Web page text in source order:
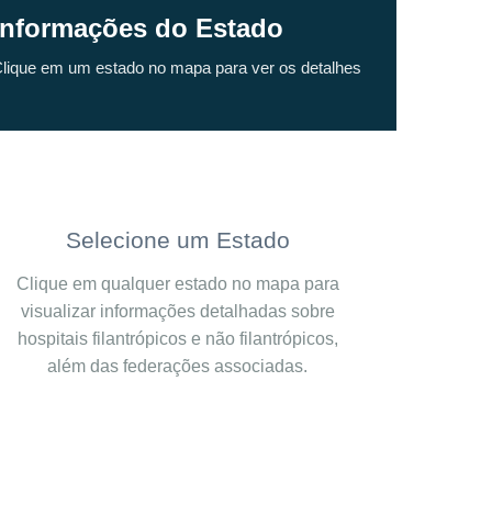
do Estado
em um estado no mapa para ver os detalhes
Selecione um Estado
Clique em qualquer estado no mapa para
visualizar informações detalhadas sobre
hospitais filantrópicos e não filantrópicos,
além das federações associadas.